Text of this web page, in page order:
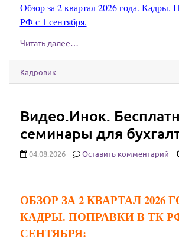
Обзор за 2 квартал 2026 года. Кадры.
РФ с 1 сентября.
Читать далее…
Кадровик
Видео.Инок.
семинары для
04.08.2026 Оставить комментарий
ОБЗОР ЗА 2 КВАРТАЛ 2026
КАДРЫ. ПОПРАВКИ В ТК
СЕНТЯБРЯ: